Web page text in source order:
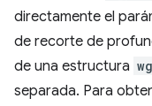
directamente el
de recorte de
de una estructura
separada. Para